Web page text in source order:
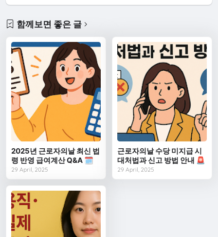
함께보면 좋은 글
2025년 근로자의날 최신 법
령 반영 급여계산 Q&A 🗓️
29 April, 2025
근로자의날 수당 미지급 시
대처법과 신고 방법 안내 🚨
29 April, 2025